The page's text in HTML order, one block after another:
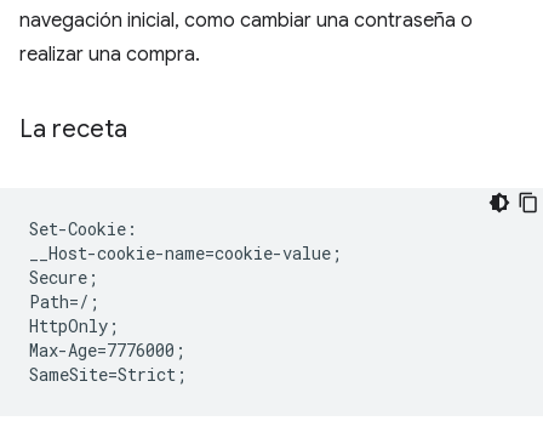
navegación inicial, como cambiar una contraseña o
realizar una compra.
La receta
Set-Cookie:
__Host-cookie-name=cookie-value;
Secure;
Path=/;
HttpOnly;
Max-Age=7776000;